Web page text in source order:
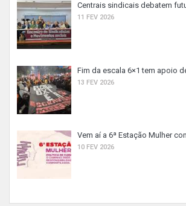
Centrais sindicais debatem
11 FEV 2026
Fim da escala 6×1 tem apoio
13 FEV 2026
Vem aí a 6ª Estação Mulher
10 FEV 2026